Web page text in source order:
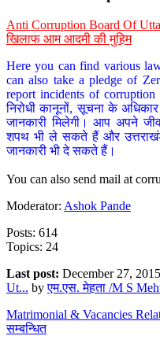
Anti Corruption Board Of
खिलाफ आम आदमी की मुहिम
Here you can find various
can also take a pledge of
report incidents of corruption
निरोधी कानूनों, सूचना के
जानकारी मिलेगी। आप अपने
शपथ भी ले सकते हैं और
जानकारी भी दे सकते हैं।
You can also send mail at
Moderator: Ashok Pande
Posts: 614
Topics: 24
Last post: December 27,
Ut... byएम.एस. मेहता /M S
Matrimonial & Vacancies
सम्बन्धित